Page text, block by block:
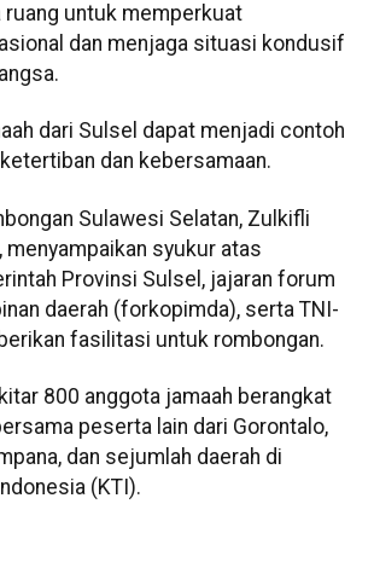
ruang untuk memperkuat
dan menjaga situasi kondusif
dari Sulsel dapat menjadi contoh
dan kebersamaan.
Sulawesi Selatan, Zulkifli
menyampaikan syukur atas
Provinsi Sulsel, jajaran forum
daerah (forkopimda), serta TNI-
fasilitasi untuk rombongan.
800 anggota jamaah berangkat
peserta lain dari Gorontalo,
dan sejumlah daerah di
(KTI).